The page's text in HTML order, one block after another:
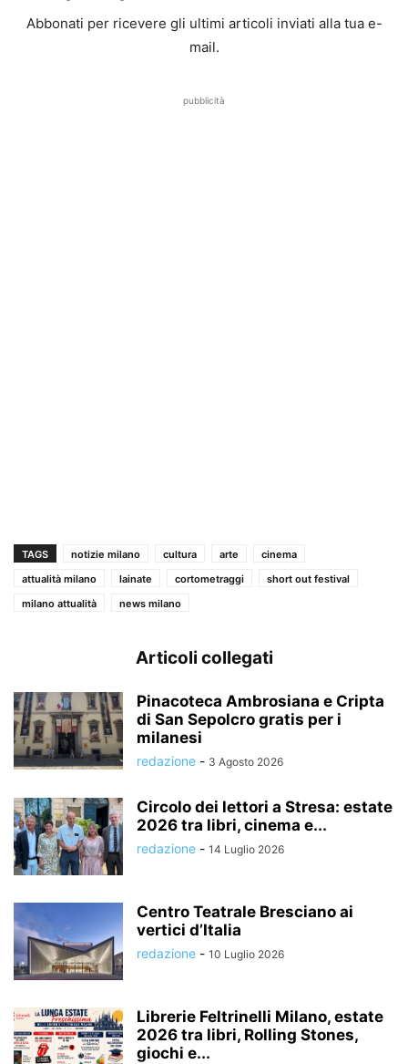
Abbonati per ricevere gli ultimi articoli inviati alla tua e-
mail.
pubblicità
TAGS notizie milano cultura arte
cinema
attualità milano
lainate cortometraggi
short out festival
milano attualità
news milano
Articoli collegati
Pinacoteca Ambrosiana e Cripta
di San Sepolcro gratis per i
milanesi
redazione - 3 Agosto 2026
Circolo dei lettori a Stresa: estate
2026 tra libri, cinema e...
redazione - 14 Luglio 2026
Centro Teatrale Bresciano ai
vertici d’Italia
redazione - 10 Luglio 2026
Librerie Feltrinelli Milano, estate
2026 tra libri, Rolling Stones,
giochi e...